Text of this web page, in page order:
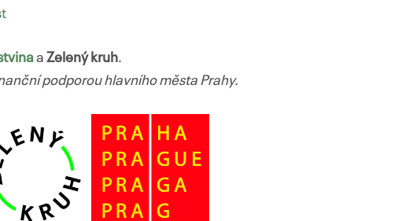
a Zelený kruh.
podporou hlavního města Prahy.